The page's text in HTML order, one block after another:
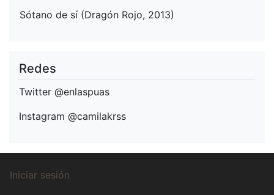
Sótano de sí (Dragón Rojo, 2013)
Redes
Twitter @enlaspuas
Instagram @camilakrss
Menú
Iniciar sesión